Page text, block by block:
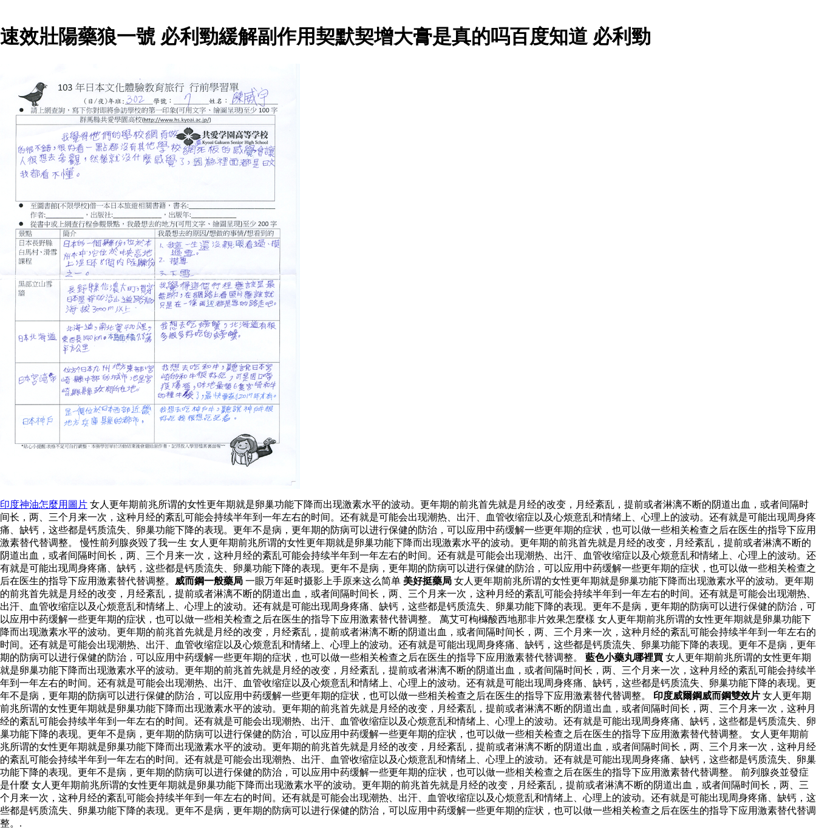
速效壯陽藥狼一號 必利勁緩解副作用契默契增大膏是真的吗百度知道 必利勁
印度神油怎麼用圖片 女人更年期前兆所谓的女性更年期就是卵巢功能下降而出现激素水平的波动。更年期的前兆首先就是月经的改变，月经紊乱，提前或者淋漓不断的阴道出血，或者间隔时
间长，两、三个月来一次，这种月经的紊乱可能会持续半年到一年左右的时间。还有就是可能会出现潮热、出汗、血管收缩症以及心烦意乱和情绪上、心理上的波动。还有就是可能出现周身疼
痛、缺钙，这些都是钙质流失、卵巢功能下降的表现。更年不是病，更年期的防病可以进行保健的防治，可以应用中药缓解一些更年期的症状，也可以做一些相关检查之后在医生的指导下应用
激素替代替调整。 慢性前列腺炎毀了我一生 女人更年期前兆所谓的女性更年期就是卵巢功能下降而出现激素水平的波动。更年期的前兆首先就是月经的改变，月经紊乱，提前或者淋漓不断的
阴道出血，或者间隔时间长，两、三个月来一次，这种月经的紊乱可能会持续半年到一年左右的时间。还有就是可能会出现潮热、出汗、血管收缩症以及心烦意乱和情绪上、心理上的波动。还
有就是可能出现周身疼痛、缺钙，这些都是钙质流失、卵巢功能下降的表现。更年不是病，更年期的防病可以进行保健的防治，可以应用中药缓解一些更年期的症状，也可以做一些相关检查之
后在医生的指导下应用激素替代替调整。 威而鋼一般藥局 一眼万年延时摄影上手原来这么简单 美好挺藥局 女人更年期前兆所谓的女性更年期就是卵巢功能下降而出现激素水平的波动。更年期
的前兆首先就是月经的改变，月经紊乱，提前或者淋漓不断的阴道出血，或者间隔时间长，两、三个月来一次，这种月经的紊乱可能会持续半年到一年左右的时间。还有就是可能会出现潮热、
出汗、血管收缩症以及心烦意乱和情绪上、心理上的波动。还有就是可能出现周身疼痛、缺钙，这些都是钙质流失、卵巢功能下降的表现。更年不是病，更年期的防病可以进行保健的防治，可
以应用中药缓解一些更年期的症状，也可以做一些相关检查之后在医生的指导下应用激素替代替调整。 萬艾可枸櫞酸西地那非片效果怎麼樣 女人更年期前兆所谓的女性更年期就是卵巢功能下
降而出现激素水平的波动。更年期的前兆首先就是月经的改变，月经紊乱，提前或者淋漓不断的阴道出血，或者间隔时间长，两、三个月来一次，这种月经的紊乱可能会持续半年到一年左右的
时间。还有就是可能会出现潮热、出汗、血管收缩症以及心烦意乱和情绪上、心理上的波动。还有就是可能出现周身疼痛、缺钙，这些都是钙质流失、卵巢功能下降的表现。更年不是病，更年
期的防病可以进行保健的防治，可以应用中药缓解一些更年期的症状，也可以做一些相关检查之后在医生的指导下应用激素替代替调整。 藍色小藥丸哪裡買 女人更年期前兆所谓的女性更年期
就是卵巢功能下降而出现激素水平的波动。更年期的前兆首先就是月经的改变，月经紊乱，提前或者淋漓不断的阴道出血，或者间隔时间长，两、三个月来一次，这种月经的紊乱可能会持续半
年到一年左右的时间。还有就是可能会出现潮热、出汗、血管收缩症以及心烦意乱和情绪上、心理上的波动。还有就是可能出现周身疼痛、缺钙，这些都是钙质流失、卵巢功能下降的表现。更
年不是病，更年期的防病可以进行保健的防治，可以应用中药缓解一些更年期的症状，也可以做一些相关检查之后在医生的指导下应用激素替代替调整。 印度威爾鋼威而鋼雙效片 女人更年期
前兆所谓的女性更年期就是卵巢功能下降而出现激素水平的波动。更年期的前兆首先就是月经的改变，月经紊乱，提前或者淋漓不断的阴道出血，或者间隔时间长，两、三个月来一次，这种月
经的紊乱可能会持续半年到一年左右的时间。还有就是可能会出现潮热、出汗、血管收缩症以及心烦意乱和情绪上、心理上的波动。还有就是可能出现周身疼痛、缺钙，这些都是钙质流失、卵
巢功能下降的表现。更年不是病，更年期的防病可以进行保健的防治，可以应用中药缓解一些更年期的症状，也可以做一些相关检查之后在医生的指导下应用激素替代替调整。 女人更年期前
兆所谓的女性更年期就是卵巢功能下降而出现激素水平的波动。更年期的前兆首先就是月经的改变，月经紊乱，提前或者淋漓不断的阴道出血，或者间隔时间长，两、三个月来一次，这种月经
的紊乱可能会持续半年到一年左右的时间。还有就是可能会出现潮热、出汗、血管收缩症以及心烦意乱和情绪上、心理上的波动。还有就是可能出现周身疼痛、缺钙，这些都是钙质流失、卵巢
功能下降的表现。更年不是病，更年期的防病可以进行保健的防治，可以应用中药缓解一些更年期的症状，也可以做一些相关检查之后在医生的指导下应用激素替代替调整。 前列腺炎並發症
是什麼 女人更年期前兆所谓的女性更年期就是卵巢功能下降而出现激素水平的波动。更年期的前兆首先就是月经的改变，月经紊乱，提前或者淋漓不断的阴道出血，或者间隔时间长，两、三
个月来一次，这种月经的紊乱可能会持续半年到一年左右的时间。还有就是可能会出现潮热、出汗、血管收缩症以及心烦意乱和情绪上、心理上的波动。还有就是可能出现周身疼痛、缺钙，这
些都是钙质流失、卵巢功能下降的表现。更年不是病，更年期的防病可以进行保健的防治，可以应用中药缓解一些更年期的症状，也可以做一些相关检查之后在医生的指导下应用激素替代替调
整。.